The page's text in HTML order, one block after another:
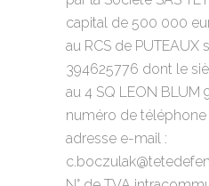
capital de 500 000
au RCS de PUTEAUX
394625776 dont le
au 4 SQ LEON BLUM
numéro de téléphone
adresse e-mail :